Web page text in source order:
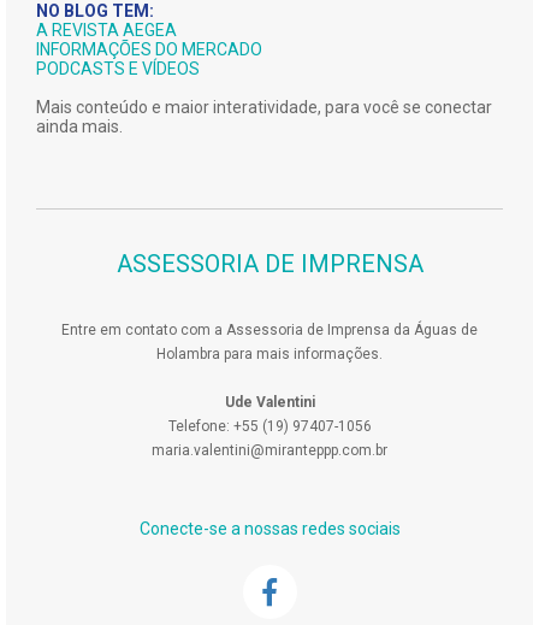
NO BLOG TEM:
A REVISTA AEGEA
INFORMAÇÕES DO MERCADO
PODCASTS E VÍDEOS
Mais conteúdo e maior interatividade, para você se conectar
ainda mais.
ASSESSORIA DE IMPRENSA
Entre em contato com a Assessoria de Imprensa da Águas de
Holambra para mais informações.
Ude Valentini
Telefone: +55 (19) 97407-1056
maria.valentini@miranteppp.com.br
Conecte-se a nossas redes sociais